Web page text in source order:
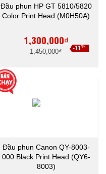
Đầu phun HP GT 5810/5820
Color Print Head (M0H50A)
1,300,000₫
1,450,000₫ -11%
Đầu phun Canon QY-8003-
000 Black Print Head (QY6-
8003)